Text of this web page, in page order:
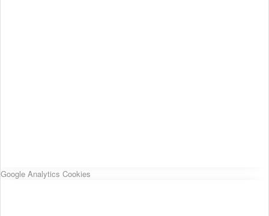
Google Analytics Cookies